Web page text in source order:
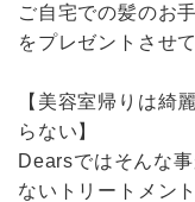
ご自宅での髪のお
をプレゼントさせ
【美容室帰りは綺
らない】
Dearsではそんな
ないトリートメン